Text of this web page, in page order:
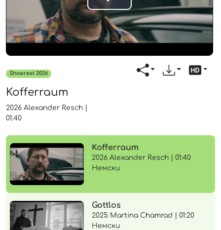
Play
Video
Showreel 2026
Kofferraum
2026 Alexander Resch
01:40
Kofferraum
2026 Alexander Resch | 01:40
Немски
Gottlos
2025 Martina Chamrad | 01:20
Немски